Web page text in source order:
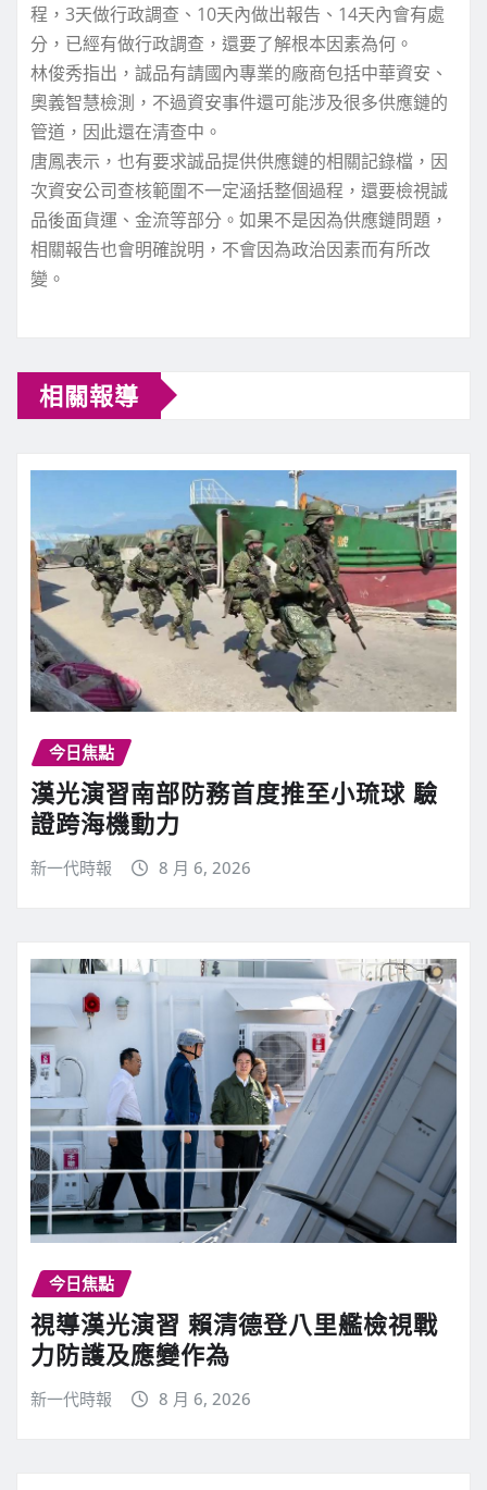
程，3天做行政調查、10天內做出報告、14天內會有處
分，已經有做行政調查，還要了解根本因素為何。
林俊秀指出，誠品有請國內專業的廠商包括中華資安、
奧義智慧檢測，不過資安事件還可能涉及很多供應鏈的
管道，因此還在清查中。
唐鳳表示，也有要求誠品提供供應鏈的相關記錄檔，因
次資安公司查核範圍不一定涵括整個過程，還要檢視誠
品後面貨運、金流等部分。如果不是因為供應鏈問題，
相關報告也會明確說明，不會因為政治因素而有所改
變。
o
n
t
i
n
u
e
R
a
d
i
n
g
相關報導
今日焦點
漢光演習南部防務首度推至小琉球 驗
證跨海機動力
新一代時報 8 月 6, 2026
今日焦點
視導漢光演習 賴清德登八里艦檢視戰
力防護及應變作為
新一代時報 8 月 6, 2026